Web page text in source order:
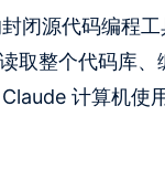
闭源代码编程工
取整个代码库
计算机使